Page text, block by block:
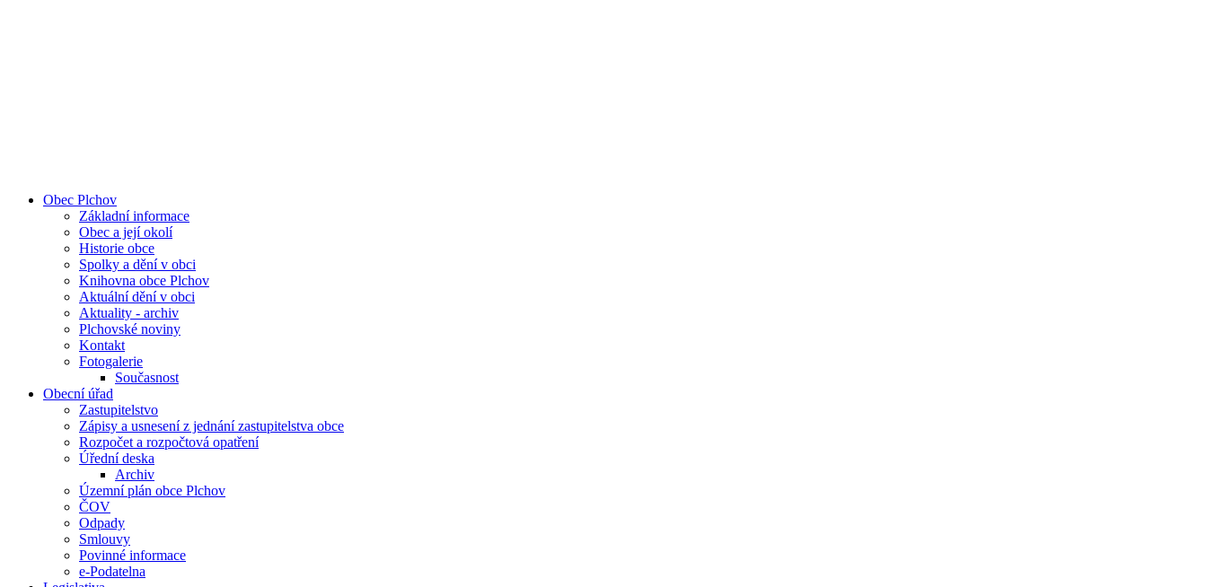
Obec Plchov
Základní informace
Obec a její okolí
Historie obce
Spolky a dění v obci
Knihovna obce Plchov
Aktuální dění v obci
Aktuality - archiv
Plchovské noviny
Kontakt
Fotogalerie
Současnost
Obecní úřad
Zastupitelstvo
Zápisy a usnesení z jednání zastupitelstva obce
Rozpočet a rozpočtová opatření
Úřední deska
Archiv
Územní plán obce Plchov
ČOV
Odpady
Smlouvy
Povinné informace
e-Podatelna